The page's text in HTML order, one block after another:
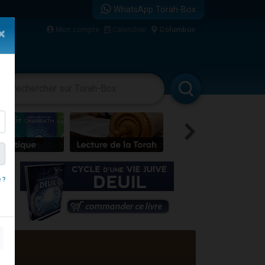
WhatsApp Torah-Box
Mon compte Calendrier Columbus
?